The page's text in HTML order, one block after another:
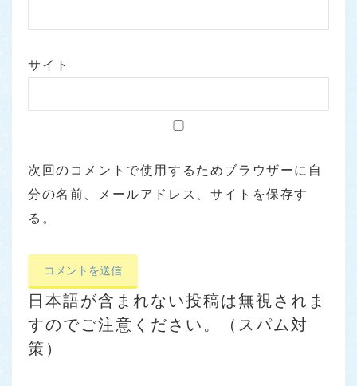
サイト
次回のコメントで使用するためブラウザーに自
分の名前、メールアドレス、サイトを保存す
る。
日本語が含まれない投稿は無視されま
すのでご注意ください。（スパム対
策）